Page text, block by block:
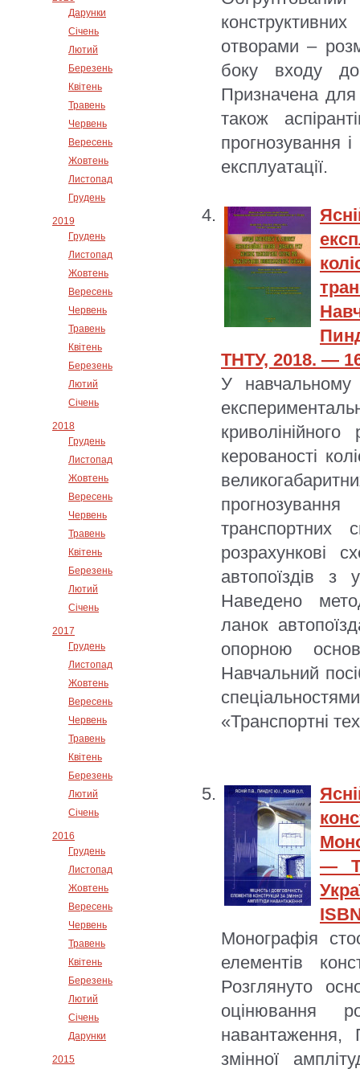
Дарунки
Січень
Лютий
Березень
Квітень
Травень
Червень
Вересень
Жовтень
Листопад
Грудень
2019
Грудень
Листопад
Жовтень
Вересень
Червень
Травень
Квітень
Березень
Лютий
Січень
2018
Грудень
Листопад
Жовтень
Вересень
Червень
Травень
Квітень
Березень
Лютий
Січень
2017
Грудень
Листопад
Жовтень
Вересень
Червень
Травень
Квітень
Березень
Лютий
Січень
2016
Грудень
Листопад
Жовтень
Вересень
Червень
Травень
Квітень
Березень
Лютий
Січень
Дарунки
2015
отворами –
боку входу
Призначена для
також
прогнозування
експлуатації.
ТНТУ, 2018. —
У навчальному
керованості
прогнозування
транспортних
розрахункові
автопоїздів з
Наведено
ланок
опорною
Навчальний
«Транспортні
—
Монографія
елементів
Розглянуто
оцінювання
навантаження,
змінної